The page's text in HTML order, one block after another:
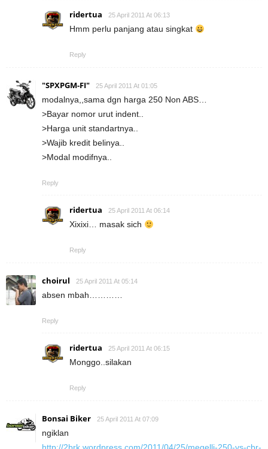
ridertua 25 April 2011 At 06:13
Hmm perlu panjang atau singkat
Reply
"SPXPGM-FI" 25 April 2011 At 01:05
modalnya,,sama dgn harga 250 Non ABS…
>Bayar nomor urut indent..
>Harga unit standartnya..
>Wajib kredit belinya..
>Modal modifnya..
Reply
ridertua 25 April 2011 At 06:14
Xixixi… masak sich
Reply
choirul 25 April 2011 At 05:14
absen mbah…………
Reply
ridertua 25 April 2011 At 06:15
Monggo..silakan
Reply
Bonsai Biker 25 April 2011 At 07:09
ngiklan